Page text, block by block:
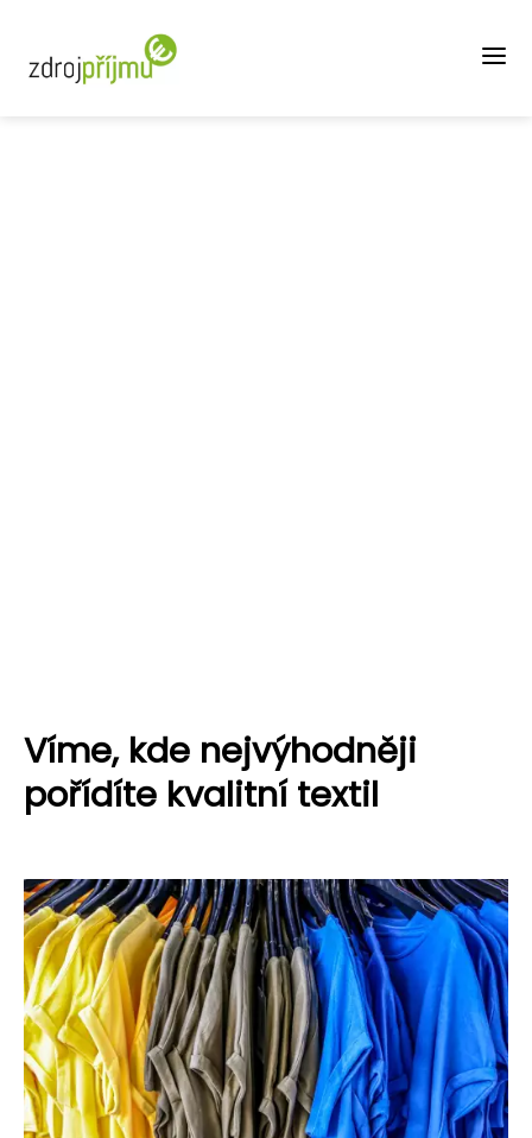
Víme, kde nejvýhodněji
pořídíte kvalitní textil